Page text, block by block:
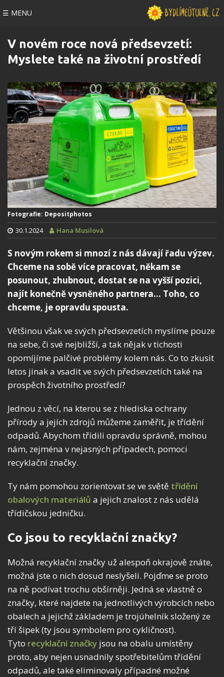
☰ MENU
V novém roce nová předsevzetí:
Myslete také na životní prostředí
Fotografie: Depositphotos
30.1.2024 Hana Musilová
S novým rokem si mnozí z nás dávají řadu výzev.
Chceme na sobě více pracovat, někam se
posunout, zhubnout, dostat se na vyšší pozici,
najít konečně vysněného partnera… Toho, co
chceme, je opravdu spousta.
Většinou však ve svých předsevzetích myslíme pouze
na sebe, či své nejbližší, a tak nějak v tichosti
opomíjíme palčivé problémy kolem nás. Co to zkusit
letos jinak a vsadit ve svých předsevzetích také na
prospěch životního prostředí?
Jednou z věcí, na kterou se z hlediska ochrany
přírody a jejích zdrojů můžeme zaměřit, je třídění
odpadů. Abychom třídili opravdu správně, mohou
nám, zejména v nejasných případech, pomoci
recyklační značky.
Ty nám pomohou zorientovat se ve světě třídění
obalových materiálů a jejich znalost z nás udělá
třídičskou jedničku.
Co jsou to recyklační značky?
Možná recyklační značky už alespoň okrajově znáte,
možná jste o nich dosud neslyšeli. Pojďme se proto
na ně podívat trochu obšírněji. Jedná se vlastně o
značky, které najdete na jednotlivých výrobcích nebo
obalech a jejichž základem je trojúhelník složený ze
tří šipek (ty jsou symbolem pro cykličnost).
Tyto recyklační značky jsou na obalu umístěny
proto, aby nejen usnadnily spotřebitelům třídění
odpadů, ale také eliminovaly případné možné